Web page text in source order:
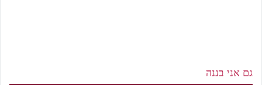
גם אני בננה